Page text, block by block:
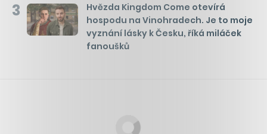
3
Hvězda Kingdom Come otevírá
hospodu na Vinohradech. Je to moje
vyznání lásky k Česku, říká miláček
fanoušků